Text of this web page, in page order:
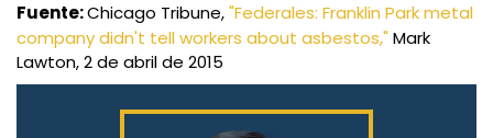
Fuente:Chicago Tribune,"Federales: Franklin Park metal
company didn't tell workers about asbestos," Mark
Lawton, 2 de abril de 2015